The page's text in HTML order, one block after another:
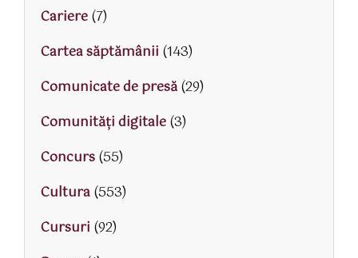
Cariere(7)
Cartea săptămânii (143)
Comunicate de presă(29)
Comunități digitale(3)
Concurs(55)
Cultura(553)
Cursuri (92)